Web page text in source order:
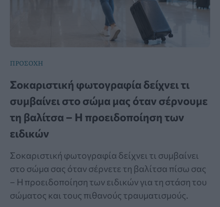
ΠΡΟΣΟΧΗ
Σοκαριστική φωτογραφία δείχνει τι
συμβαίνει στο σώμα μας όταν σέρνουμε
τη βαλίτσα – Η προειδοποίηση των
ειδικών
Σοκαριστική φωτογραφία δείχνει τι συμβαίνει
στο σώμα σας όταν σέρνετε τη βαλίτσα πίσω σας
– Η προειδοποίηση των ειδικών για τη στάση του
σώματος και τους πιθανούς τραυματισμούς.